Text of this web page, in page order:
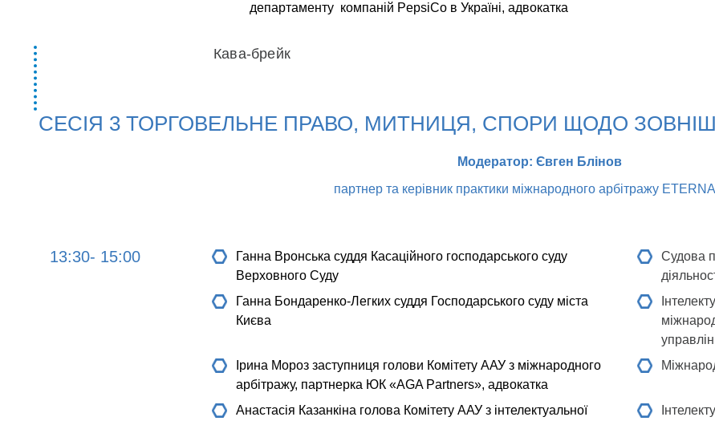
департаменту компаній PepsiCo в Україні, адвокатка
Кава-брейк
СЕСІЯ 3 ТОРГОВЕЛЬНЕ ПРАВО, МИТНИЦЯ, СПОРИ ЩОДО
Модератор: Євген Блінов
партнер та керівник практики міжнародного арбітражу
13:30- 15:00 Ганна Вронська суддя Касаційного господарського суду
Верховного Суду
Судова
Ганна Бондаренко-Легких суддя Господарського суду міста
Києва
Ірина Мороз заступниця голови Комітету ААУ з міжнародного
арбітражу, партнерка ЮК «AGA Partners», адвокатка
Анастасія Казанкіна голова Комітету ААУ з інтелектуальної